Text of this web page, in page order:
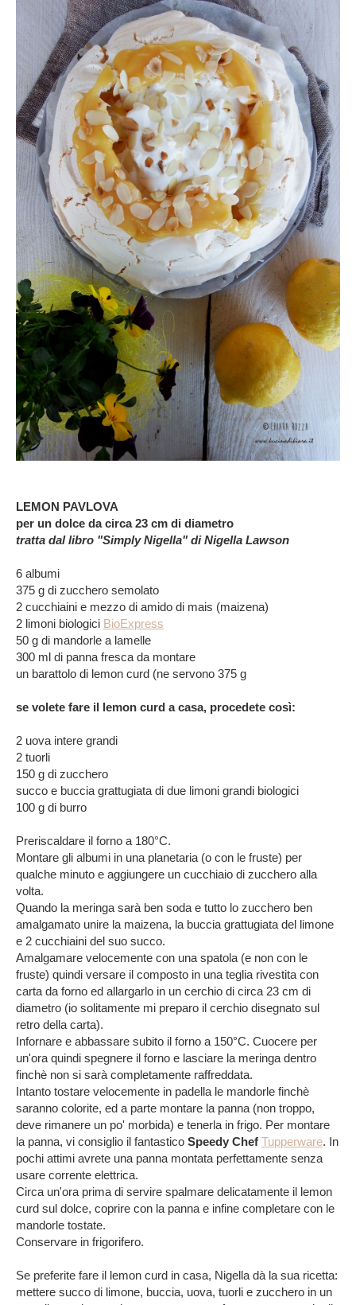
LEMON PAVLOVA
per un dolce da circa 23 cm di diametro
tratta dal libro "Simply Nigella" di Nigella Lawson
6 albumi
375 g di zucchero semolato
2 cucchiaini e mezzo di amido di mais (maizena)
2 limoni biologici BioExpress
50 g di mandorle a lamelle
300 ml di panna fresca da montare
un barattolo di lemon curd (ne servono 375 g
se volete fare il lemon curd a casa, procedete così:
2 uova intere grandi
2 tuorli
150 g di zucchero
succo e buccia grattugiata di due limoni grandi biologici
100 g di burro
Preriscaldare il forno a 180°C.
Montare gli albumi in una planetaria (o con le fruste) per
qualche minuto e aggiungere un cucchiaio di zucchero alla
volta.
Quando la meringa sarà ben soda e tutto lo zucchero ben
amalgamato unire la maizena, la buccia grattugiata del limone
e 2 cucchiaini del suo succo.
Amalgamare velocemente con una spatola (e non con le
fruste) quindi versare il composto in una teglia rivestita con
carta da forno ed allargarlo in un cerchio di circa 23 cm di
diametro (io solitamente mi preparo il cerchio disegnato sul
retro della carta).
Infornare e abbassare subito il forno a 150°C. Cuocere per
un'ora quindi spegnere il forno e lasciare la meringa dentro
finchè non si sarà completamente raffreddata.
Intanto tostare velocemente in padella le mandorle finchè
saranno colorite, ed a parte montare la panna (non troppo,
deve rimanere un po' morbida) e tenerla in frigo. Per montare
la panna, vi consiglio il fantastico Speedy Chef Tupperware. In
pochi attimi avrete una panna montata perfettamente senza
usare corrente elettrica.
Circa un'ora prima di servire spalmare delicatamente il lemon
curd sul dolce, coprire con la panna e infine completare con le
mandorle tostate.
Conservare in frigorifero.
Se preferite fare il lemon curd in casa, Nigella dà la sua ricetta:
mettere succo di limone, buccia, uova, tuorli e zucchero in un